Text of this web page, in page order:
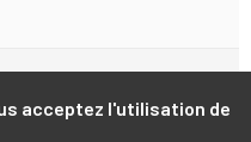
acceptez l'utilisation de